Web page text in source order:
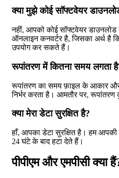
क्या मुझे कोई सॉफ्टवेयर
नहीं, आपको कोई सॉफ्टवेयर
ऑनलाइन कनवर्टर है, जिसका अर्थ है
उपयोग कर सकते हैं।
रूपांतरण में कितना समय लगता
रूपांतरण का समय फ़ाइल के आकार
निर्भर करता है। आमतौर पर,
क्या मेरा डेटा सुरक्षित है?
हाँ, आपका डेटा सुरक्षित है। हम
24 घंटे के बाद हटा देते हैं।
पीपीएम और एमपीसी क्या